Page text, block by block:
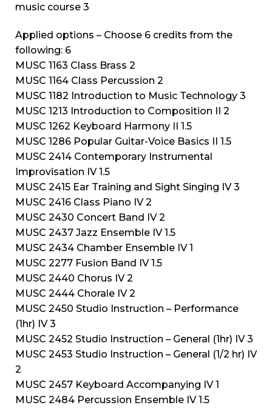
music course 3
Applied options – Choose 6 credits from the
following: 6
MUSC 1163 Class Brass 2
MUSC 1164 Class Percussion 2
MUSC 1182 Introduction to Music Technology 3
MUSC 1213 Introduction to Composition II 2
MUSC 1262 Keyboard Harmony II 1.5
MUSC 1286 Popular Guitar-Voice Basics II 1.5
MUSC 2414 Contemporary Instrumental
Improvisation IV 1.5
MUSC 2415 Ear Training and Sight Singing IV 3
MUSC 2416 Class Piano IV 2
MUSC 2430 Concert Band IV 2
MUSC 2437 Jazz Ensemble IV 1.5
MUSC 2434 Chamber Ensemble IV 1
MUSC 2277 Fusion Band IV 1.5
MUSC 2440 Chorus IV 2
MUSC 2444 Chorale IV 2
MUSC 2450 Studio Instruction – Performance
(1hr) IV 3
MUSC 2452 Studio Instruction – General (1hr) IV 3
MUSC 2453 Studio Instruction – General (1/2 hr) IV
2
MUSC 2457 Keyboard Accompanying IV 1
MUSC 2484 Percussion Ensemble IV 1.5